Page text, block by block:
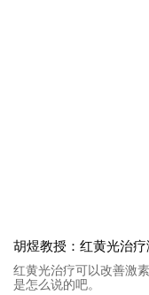
胡煜教授：红黄光治
红黄光治疗可以改善激
是怎么说的吧。